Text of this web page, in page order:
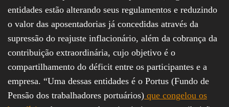
entidades estão alterando seus regulamentos e reduzindo
o valor das aposentadorias já concedidas através da
supressão do reajuste inflacionário, além da cobrança da
contribuição extraordinária, cujo objetivo é o
compartilhamento do déficit entre os participantes e a
empresa. “Uma dessas entidades é o Portus (Fundo de
Pensão dos trabalhadores portuários) que congelou os